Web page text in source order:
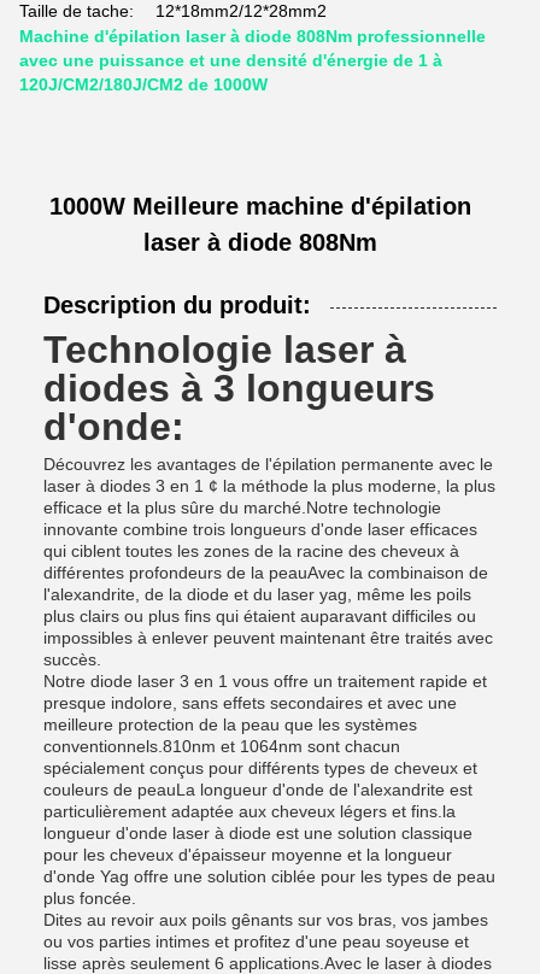
Taille de tache:
12*18mm2/12*28mm2
Machine d'épilation laser à diode 808Nm professionnelle
avec une puissance et une densité d'énergie de 1 à
120J/CM2/180J/CM2 de 1000W
1000W Meilleure machine d'épilation
laser à diode 808Nm
Description du produit:
Technologie laser à
diodes à 3 longueurs
d'onde:
Découvrez les avantages de l'épilation permanente avec le
laser à diodes 3 en 1 ¢ la méthode la plus moderne, la plus
efficace et la plus sûre du marché.Notre technologie
innovante combine trois longueurs d'onde laser efficaces
qui ciblent toutes les zones de la racine des cheveux à
différentes profondeurs de la peauAvec la combinaison de
l'alexandrite, de la diode et du laser yag, même les poils
plus clairs ou plus fins qui étaient auparavant difficiles ou
impossibles à enlever peuvent maintenant être traités avec
succès.
Notre diode laser 3 en 1 vous offre un traitement rapide et
presque indolore, sans effets secondaires et avec une
meilleure protection de la peau que les systèmes
conventionnels.810nm et 1064nm sont chacun
spécialement conçus pour différents types de cheveux et
couleurs de peauLa longueur d'onde de l'alexandrite est
particulièrement adaptée aux cheveux légers et fins.la
longueur d'onde laser à diode est une solution classique
pour les cheveux d'épaisseur moyenne et la longueur
d'onde Yag offre une solution ciblée pour les types de peau
plus foncée.
Dites au revoir aux poils gênants sur vos bras, vos jambes
ou vos parties intimes et profitez d'une peau soyeuse et
lisse après seulement 6 applications.Avec le laser à diodes